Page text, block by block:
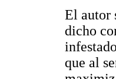
El autor
dicho
que al